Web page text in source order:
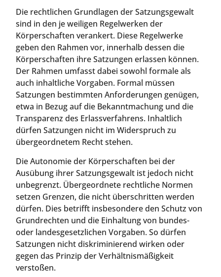
Die rechtlichen Grundlagen der Satzungsgewalt
sind in den je weiligen Regelwerken der
Körperschaften verankert. Diese Regelwerke
geben den Rahmen vor, innerhalb dessen die
Körperschaften ihre Satzungen erlassen können.
Der Rahmen umfasst dabei sowohl formale als
auch inhaltliche Vorgaben. Formal müssen
Satzungen bestimmten Anforderungen genügen,
etwa in Bezug auf die Bekanntmachung und die
Transparenz des Erlassverfahrens. Inhaltlich
dürfen Satzungen nicht im Widerspruch zu
übergeordnetem Recht stehen.
Die Autonomie der Körperschaften bei der
Ausübung ihrer Satzungsgewalt ist jedoch nicht
unbegrenzt. Übergeordnete rechtliche Normen
setzen Grenzen, die nicht überschritten werden
dürfen. Dies betrifft insbesondere den Schutz von
Grundrechten und die Einhaltung von bundes-
oder landesgesetzlichen Vorgaben. So dürfen
Satzungen nicht diskriminierend wirken oder
gegen das Prinzip der Verhältnismäßigkeit
verstoßen.